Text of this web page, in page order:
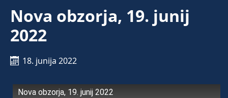
Nova obzorja, 19. junij
2022
18. junija 2022
Nova obzorja, 19. junij 2022